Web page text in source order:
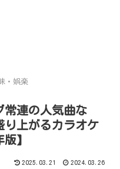
・娯楽
常連の人気曲な
り上がるカラオケ
】
2025.03.21 2024.03.26